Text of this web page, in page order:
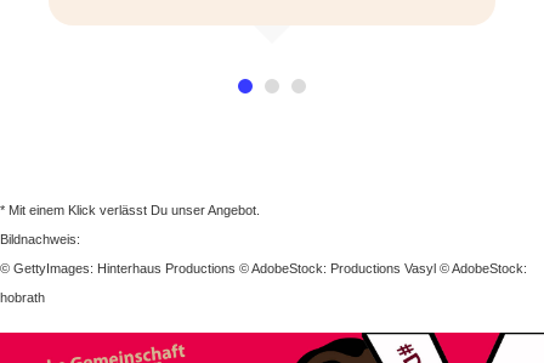
* Mit einem Klick verlässt Du unser Angebot.
Bildnachweis:
© GettyImages: Hinterhaus Productions © AdobeStock: Productions Vasyl © AdobeStock:
hobrath